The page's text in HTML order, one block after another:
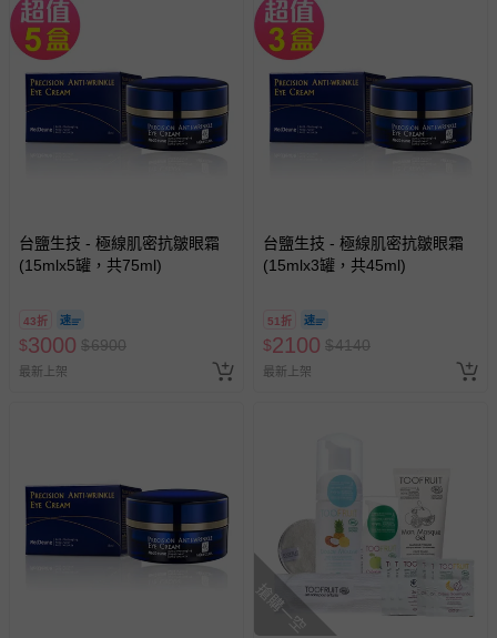
台鹽生技 - 極線肌密抗皺眼霜
(15mlx5罐，共75ml)
43折
$3000 $6900
最新上架
台鹽生技 - 極線肌密抗皺眼霜
(15mlx3罐，共45ml)
51折
$2100 $4140
最新上架
搶購一空